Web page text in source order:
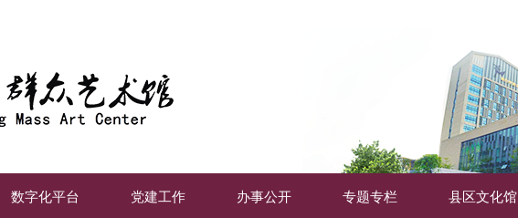
数字化平台 党建工作 办事公开 专题专栏 县区文化馆